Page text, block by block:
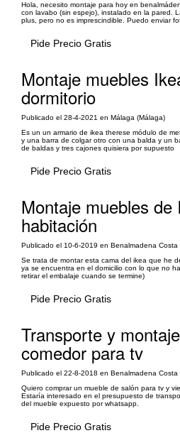
Hola, necesito montaje para hoy en
con lavabo (sin espejo), instalado en la pared.
plus, pero no es imprescindible. Puedo enviar
Pide Precio Gratis
Montaje muebles
dormitorio
Publicado el 28-4-2021 en Málaga (Málaga)
Es un un armario de ikea therese módulo de
y una barra de colgar otro con una balda y un
de baldas y tres cajones quisiera por supuesto
Pide Precio Gratis
Montaje muebles de
habitación
Publicado el 10-6-2019 en Benalmadena Costa
Se trata de montar esta cama del ikea que he
ya se encuentra en el domicilio con lo que no
retirar el embalaje cuando se termine)
Pide Precio Gratis
Transporte y
comedor para tv
Publicado el 22-8-2018 en Benalmadena Costa
Quiero comprar un mueble de salón para tv y
Estaría interesado en el presupuesto de
del mueble expuesto por whatsapp.
Pide Precio Gratis